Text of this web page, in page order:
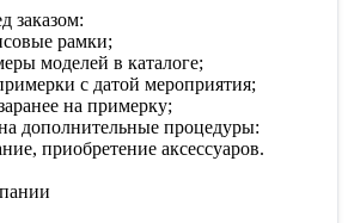
заказом:
рамки;
моделей в каталоге;
с датой мероприятия;
на примерку;
дополнительные процедуры:
приобретение аксессуаров.